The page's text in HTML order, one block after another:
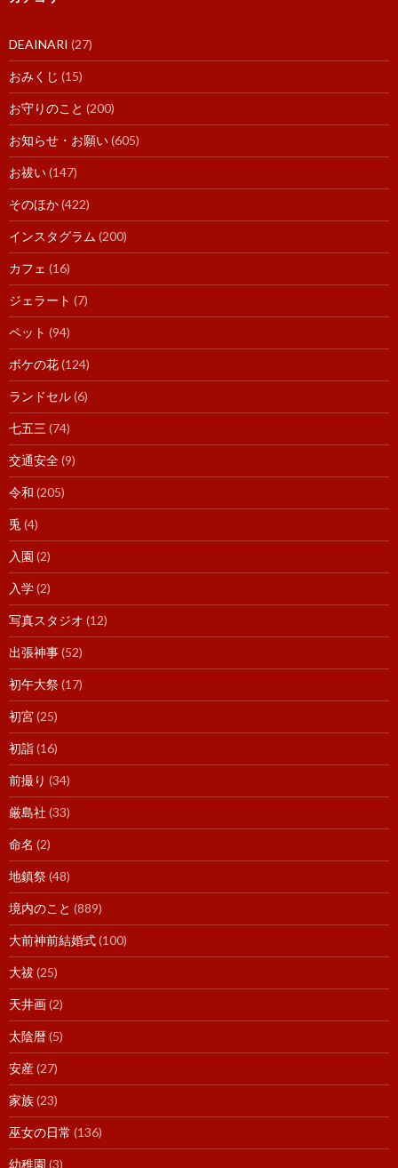
DEAINARI (27)
おみくじ (15)
お守りのこと (200)
お知らせ・お願い(605)
お祓い(147)
そのほか(422)
インスタグラム (200)
カフェ (16)
ジェラート (7)
ペット (94)
ボケの花(124)
ランドセル(6)
七五三 (74)
交通安全(9)
令和 (205)
兎 (4)
入園 (2)
入学(2)
写真スタジオ (12)
出張神事(52)
初午大祭(17)
初宮(25)
初詣(16)
前撮り (34)
厳島社 (33)
命名 (2)
地鎮祭(48)
境内のこと (889)
大前神前結婚式(100)
大祓(25)
天井画(2)
太陰暦(5)
安産(27)
家族(23)
巫女の日常 (136)
幼稚園 (3)